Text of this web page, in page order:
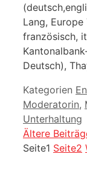
Lang,
französisch,
Deutsch),
Kategorien
Moderatorin,
Unterhaltung
Ältere
Seite1 Seite2